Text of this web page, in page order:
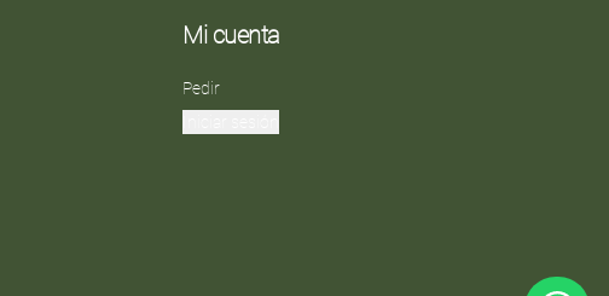
Mi cuenta
Pedir